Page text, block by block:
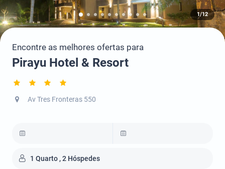
1/12
Encontre as melhores ofertas para
Pirayu Hotel & Resort
Av Tres Fronteras 550
1 Quarto , 2 Hóspedes